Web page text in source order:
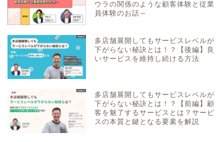
ウラの関係のような顧客体験と従業
員体験のお話～
多店舗展開してもサービスレベルが
下がらない秘訣とは！？【後編】良
いサービスを維持し続ける方法
多店舗展開してもサービスレベルが
下がらない秘訣とは！？【前編】顧
客を魅了するサービスとは？サービ
スの本質と鍵となる要素を解説